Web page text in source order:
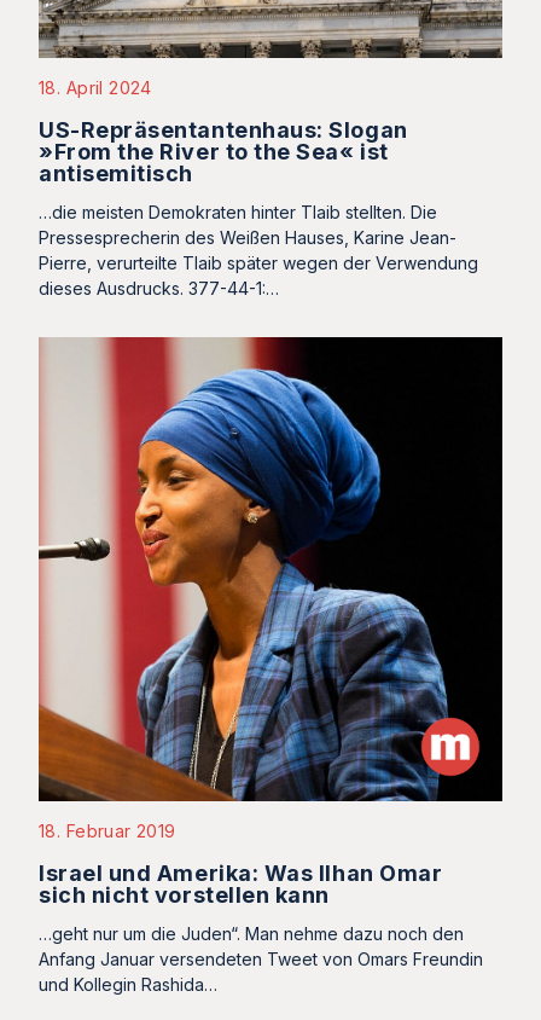
18. April 2024
US-Repräsentantenhaus: Slogan
»From the River to the Sea« ist
antisemitisch
…die meisten Demokraten hinter Tlaib stellten. Die
Pressesprecherin des Weißen Hauses, Karine Jean-
Pierre, verurteilte Tlaib später wegen der Verwendung
dieses Ausdrucks. 377-44-1:…
18. Februar 2019
Israel und Amerika: Was Ilhan Omar
sich nicht vorstellen kann
…geht nur um die Juden“. Man nehme dazu noch den
Anfang Januar versendeten Tweet von Omars Freundin
und Kollegin Rashida…